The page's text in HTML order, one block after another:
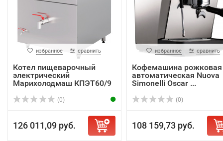
избранное сравнить
Котел пищеварочный
электрический
Марихолодмаш КПЭТ60/9
(0)
126 011,09 руб.
избранное сравнить
Кофемашина рожковая
автоматическая Nuova
Simonelli Oscar ...
(0)
108 159,73 руб.